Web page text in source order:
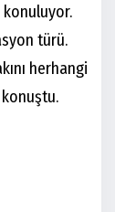
konuluyor.
türü.
herhangi